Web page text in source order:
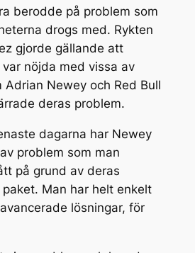
berodde på problem som
drogs med. Rykten
gjorde gällande att
nöjda med vissa av
Adrian Newey och Red Bull
deras problem.
dagarna har Newey
problem som man
på grund av deras
Man har helt enkelt
lösningar, för